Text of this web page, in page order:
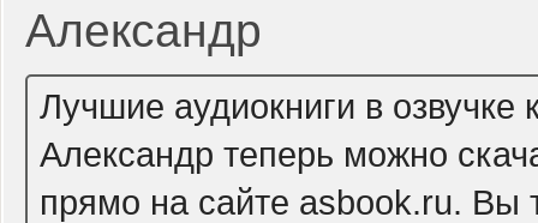
Александр
Лучшие аудиокниги в
Александр теперь можно
прямо на сайте asbook.ru. Вы